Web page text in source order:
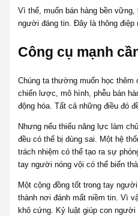
Vì thế, muốn bán hàng bền
người đáng tin. Đây là thông điệp
Công cụ mạnh
Chúng ta thường muốn học thêm
chiến lược, mô hình, phễu bán
động hóa. Tất cả những điều đó
Nhưng nếu thiếu năng lực làm
đều có thể bị dùng sai. Một hệ
trách nhiệm có thể tạo ra sự
tay người nóng vội có thể biến
Một cộng đồng tốt trong tay
thành nơi đánh mất niềm tin. Vì
khô cứng. Kỷ luật giúp con